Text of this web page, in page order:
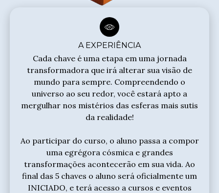
A EXPERIÊNCIA
Cada chave é uma etapa em uma jornada
transformadora que irá alterar sua visão de
mundo para sempre. Compreendendo o
universo ao seu redor, você estará apto a
mergulhar nos mistérios das esferas mais sutis
da realidade!
Ao participar do curso, o aluno passa a compor
uma egrégora cósmica e grandes
transformações acontecerão em sua vida. Ao
final das 5 chaves o aluno será oficialmente um
INICIADO, e terá acesso a cursos e eventos